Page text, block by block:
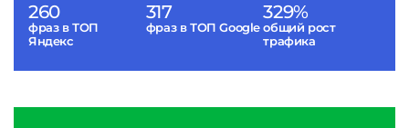
260
фраз в ТОП
Яндекс
317
фраз в ТОП Google
329%
общий рост
трафика